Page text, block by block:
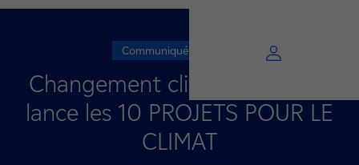
Communiqué de presse
Changement climatique : EDF
lance les 10 PROJETS POUR LE
CLIMAT